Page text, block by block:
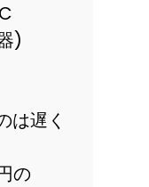
)
遅く
の